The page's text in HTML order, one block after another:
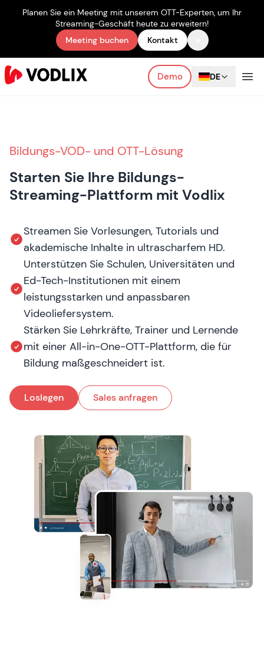
Planen Sie ein Meeting mit unserem OTT-Experten, um Ihr
Streaming-Geschäft heute zu erweitern!
Meeting buchen
Kontakt
Demo DE
Bildungs-VOD- und OTT-Lösung
Starten Sie Ihre Bildungs-
Streaming-Plattform mit Vodlix
Streamen Sie Vorlesungen, Tutorials und
akademische Inhalte in ultrascharfem HD.
Unterstützen Sie Schulen, Universitäten und
Ed-Tech-Institutionen mit einem
leistungsstarken und anpassbaren
Videoliefersystem.
Stärken Sie Lehrkräfte, Trainer und Lernende
mit einer All-in-One-OTT-Plattform, die für
Bildung maßgeschneidert ist.
Loslegen Sales anfragen